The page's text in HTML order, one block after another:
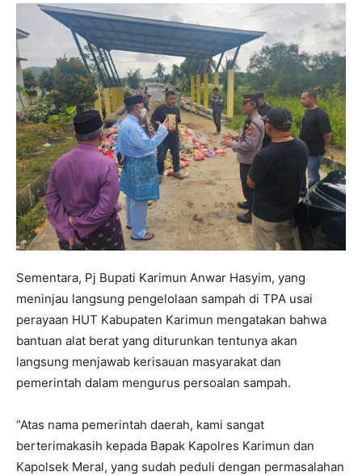
Sementara, Pj Bupati Karimun Anwar Hasyim, yang
meninjau langsung pengelolaan sampah di TPA usai
perayaan HUT Kabupaten Karimun mengatakan bahwa
bantuan alat berat yang diturunkan tentunya akan
langsung menjawab kerisauan masyarakat dan
pemerintah dalam mengurus persoalan sampah.
“Atas nama pemerintah daerah, kami sangat
berterimakasih kepada Bapak Kapolres Karimun dan
Kapolsek Meral, yang sudah peduli dengan permasalahan